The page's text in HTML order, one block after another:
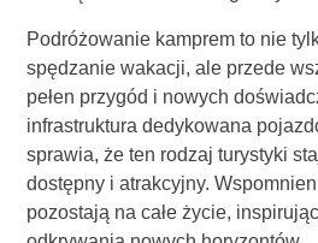
Podróżowanie kamprem to nie
spędzanie wakacji, ale przede
pełen przygód i nowych
infrastruktura dedykowana
sprawia, że ten rodzaj turystyki
dostępny i atrakcyjny.
pozostają na całe życie,